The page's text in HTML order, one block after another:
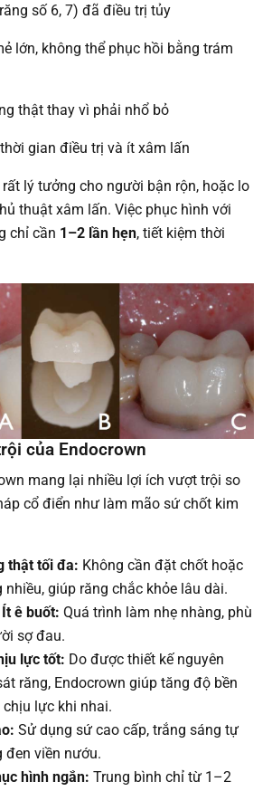
số 6, 7) đã điều trị tủy
lớn, không thể phục hồi bằng trám
thật thay vì phải nhổ bỏ
gian điều trị và ít xâm lấn
lý tưởng cho người bận rộn, hoặc lo
thuật xâm lấn. Việc phục hình với
chỉ cần 1–2 lần hẹn, tiết kiệm thời
của Endocrown
mang lại nhiều lợi ích vượt trội so
cổ điển như làm mão sứ chốt kim
thật tối đa: Không cần đặt chốt hoặc
nhiều, giúp răng chắc khỏe lâu dài.
ê buốt: Quá trình làm nhẹ nhàng, phù
sợ đau.
lực tốt: Do được thiết kế nguyên
răng, Endocrown giúp tăng độ bền
lực khi nhai.
Sử dụng sứ cao cấp, trắng sáng tự
đen viền nướu.
hình ngắn: Trung bình chỉ từ 1–2